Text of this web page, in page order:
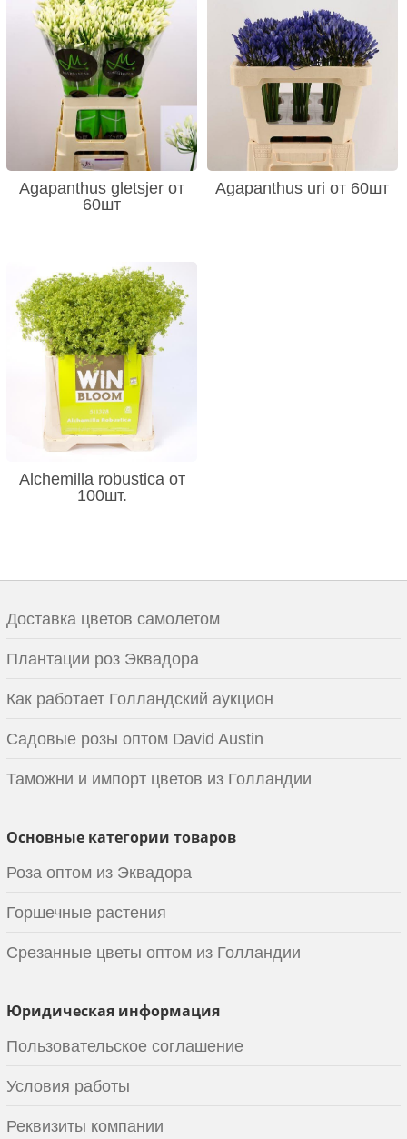
Agapanthus gletsjer от
60шт
Agapanthus uri от 60шт
Alchemilla robustica от
100шт.
Доставка цветов самолетом
Плантации роз Эквадора
Как работает Голландский аукцион
Садовые розы оптом David Austin
Таможни и импорт цветов из Голландии
Основные категории товаров
Роза оптом из Эквадора
Горшечные растения
Срезанные цветы оптом из Голландии
Юридическая информация
Пользовательское соглашение
Условия работы
Реквизиты компании